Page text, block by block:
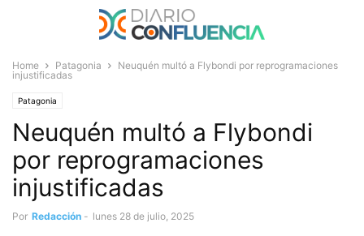
Home Patagonia
Neuquén multó a Flybondi por reprogramaciones
injustificadas
Patagonia
Neuquén multó a Flybondi
por reprogramaciones
injustificadas
Por Redacción - lunes 28 de julio, 2025